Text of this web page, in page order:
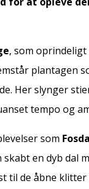
, som
plantagen
Her slynger
tempo og
som
en dyb dal
til de åbne